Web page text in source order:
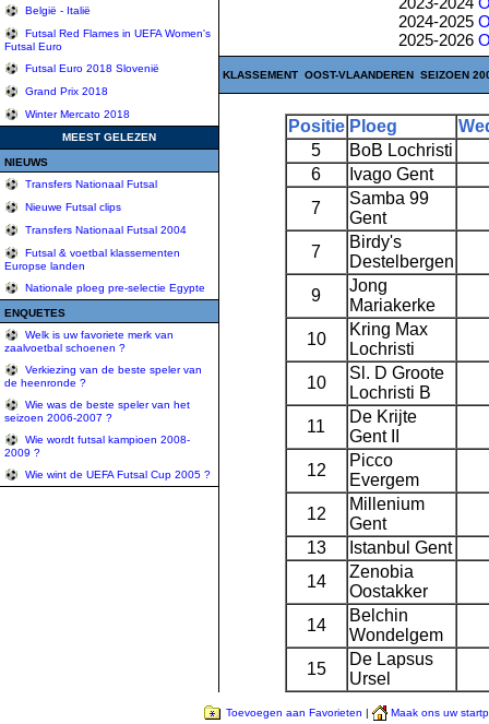
België - Italië
Futsal Red Flames in UEFA Women's
Futsal Euro
Futsal Euro 2018 Slovenië
Grand Prix 2018
Winter Mercato 2018
MEEST GELEZEN
NIEUWS
Transfers Nationaal Futsal
Nieuwe Futsal clips
Transfers Nationaal Futsal 2004
Futsal & voetbal klassementen
Europse landen
Nationale ploeg pre-selectie Egypte
ENQUETES
Welk is uw favoriete merk van
zaalvoetbal schoenen ?
Verkiezing van de beste speler van
de heenronde ?
Wie was de beste speler van het
seizoen 2006-2007 ?
Wie wordt futsal kampioen 2008-
2009 ?
Wie wint de UEFA Futsal Cup 2005 ?
2024-2025
2025-2026
KLASSEMENT OOST-VLAANDEREN SEIZOEN
Positie Ploeg
5
BoB Lochristi
6
Ivago Gent
7
Samba 99
Gent
7
Birdy's
Destelbergen
9
Jong
Mariakerke
10
Kring Max
Lochristi
10
Sl. D Groote
Lochristi B
11
De Krijte
Gent II
12
Picco
Evergem
12
Millenium
Gent
13
Istanbul Gent
14
Zenobia
Oostakker
14
Belchin
Wondelgem
15
De Lapsus
Ursel
Toevoegen aan Favorieten | Maak ons uw